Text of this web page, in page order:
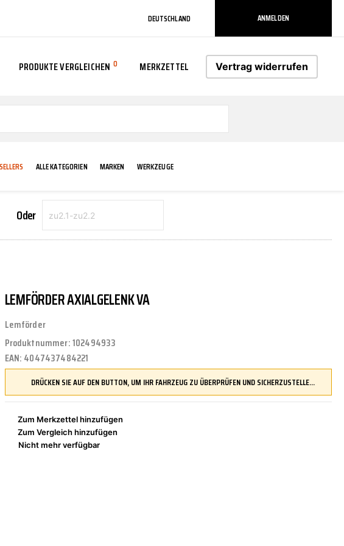
DEUTSCHLAND ANMELDEN
PRODUKTE VERGLEICHEN 0 MERKZETTEL Vertrag widerrufen
ALLE KATEGORIEN MARKEN WERKZEUGE
VERBREITERUNG
TRITTBRETTER
ELEKTRIK
KLIMAANLAGE
LENKUNG MOTORTEILE
ZÜND-/GLÜHANLAGE
TECHNIK & WARTUNG
REINIGUNGS-/PFLEGEMITTEL
AS-PL
DR.WACK
LIQUI MOLY MANN FILTER
NAP CARPARTS
Oder
LEMFÖRDER AXIALGELENK VA
Lemförder
Produktnummer:102494933
EAN: 4047437484221
DRÜCKEN SIE AUF DEN BUTTON, UM IHR FAHRZEUG ZU ÜBERPRÜFEN UND SICHERZUSTELLEN, DASS DIESES TEIL KOMPATIBEL IST, BEVOR SIE ES BESTELLEN
Zum Merkzettel hinzufügen
Zum Vergleich hinzufügen
Nicht mehr verfügbar